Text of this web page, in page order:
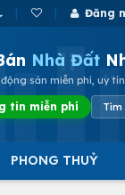
Đăng
Nhà Đất
sản miễn phí, uy tín
tin miễn phí Tìm
PHONG THUỶ